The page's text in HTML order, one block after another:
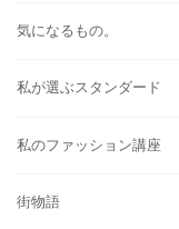
気になるもの。
私が選ぶスタンダード
私のファッション講座
街物語